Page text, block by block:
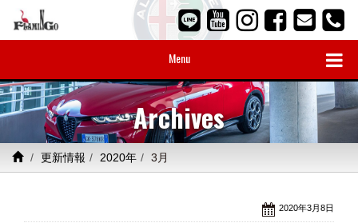
Menu
Archives
更新情報 2020年 3月
2020年3月8日